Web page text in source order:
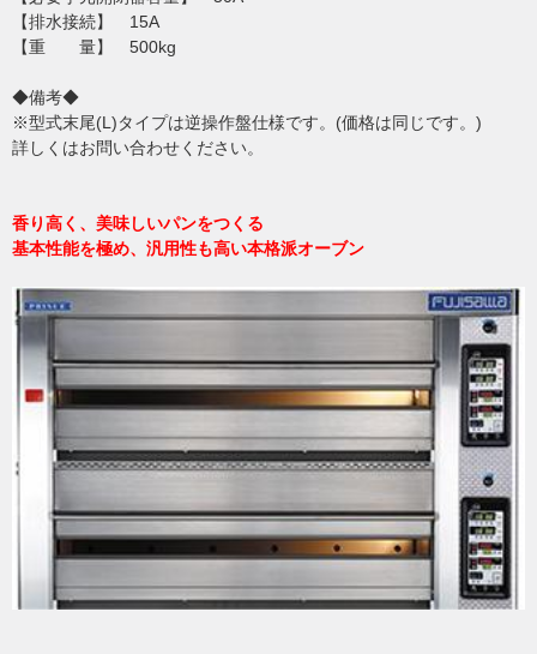
【排水接続】 15A
【重 量】 500kg
◆備考◆
※型式末尾(L)タイプは逆操作盤仕様です。(価格は同じです。)
詳しくはお問い合わせください。
香り高く、美味しいパンをつくる
基本性能を極め、汎用性も高い本格派オーブン